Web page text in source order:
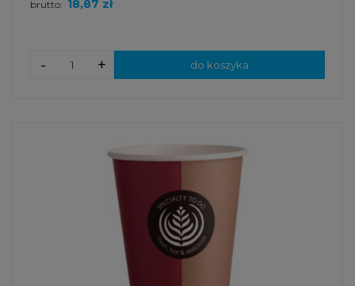
brutto: 18,87 zł
+
- do koszyka